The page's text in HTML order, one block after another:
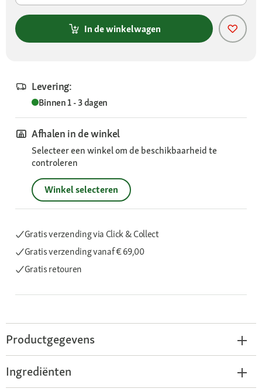
In de winkelwagen
Levering:
Binnen 1 - 3 dagen
Afhalen in de winkel
Selecteer een winkel om de beschikbaarheid te
controleren
Winkel selecteren
Gratis verzending via Click & Collect
Gratis verzendingvanaf € 69,00
Gratis retouren
Productgegevens
Ingrediënten